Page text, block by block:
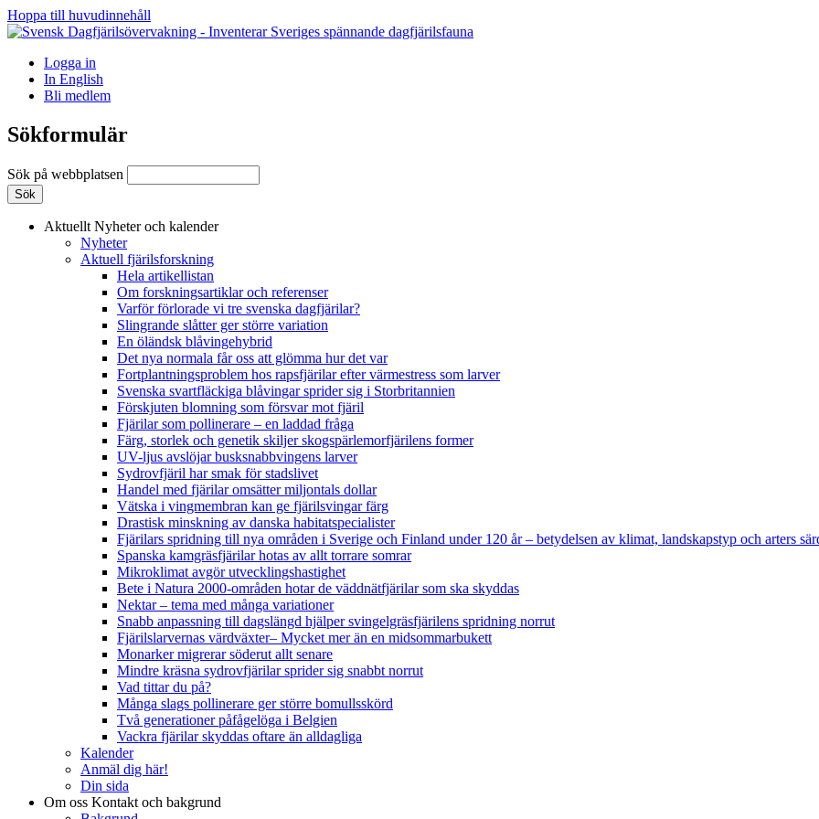
Hoppa till huvudinnehåll
Logga in
In English
Bli medlem
Sökformulär
Sök på webbplatsen
Aktuellt Nyheter och kalender
Nyheter
Aktuell fjärilsforskning
Hela artikellistan
Om forskningsartiklar och referenser
Varför förlorade vi tre svenska dagfjärilar?
Slingrande slåtter ger större variation
En öländsk blåvingehybrid
Det nya normala får oss att glömma hur det var
Fortplantningsproblem hos rapsfjärilar efter värmestress som larver
Svenska svartfläckiga blåvingar sprider sig i Storbritannien
Förskjuten blomning som försvar mot fjäril
Fjärilar som pollinerare – en laddad fråga
Färg, storlek och genetik skiljer skogspärlemorfjärilens former
UV-ljus avslöjar busksnabbvingens larver
Sydrovfjäril har smak för stadslivet
Handel med fjärilar omsätter miljontals dollar
Vätska i vingmembran kan ge fjärilsvingar färg
Drastisk minskning av danska habitatspecialister
Fjärilars spridning till nya områden i Sverige och Finland under 120 år– betydelsen av klimat, landskapstyp och arters
Spanska kamgräsfjärilar hotas av allt torrare somrar
Mikroklimat avgör utvecklingshastighet
Bete i Natura 2000-områden hotar de väddnätfjärilar som ska skyddas
Nektar – tema med många variationer
Snabb anpassning till dagslängd hjälper svingelgräsfjärilens spridning norrut
Fjärilslarvernas värdväxter– Mycket mer än en midsommarbukett
Monarker migrerar söderut allt senare
Mindre kräsna sydrovfjärilar sprider sig snabbt norrut
Vad tittar du på?
Många slags pollinerare ger större bomullsskörd
Två generationer påfågelöga i Belgien
Vackra fjärilar skyddas oftare än alldagliga
Kalender
Anmäl dig här!
Din sida
Om oss Kontakt och bakgrund